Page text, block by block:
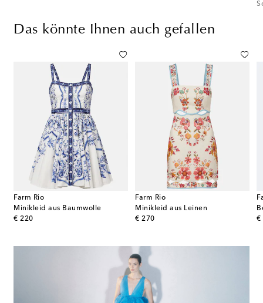
Das könnte Ihnen auch gefallen
Farm Rio
Minikleid aus Baumwolle
€ 220
original price
Farm Rio
Minikleid aus Leinen
€ 270
original price €